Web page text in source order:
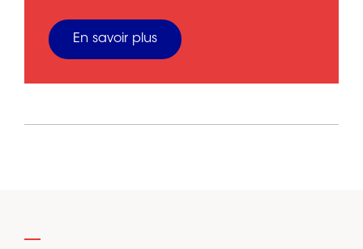
En savoir plus